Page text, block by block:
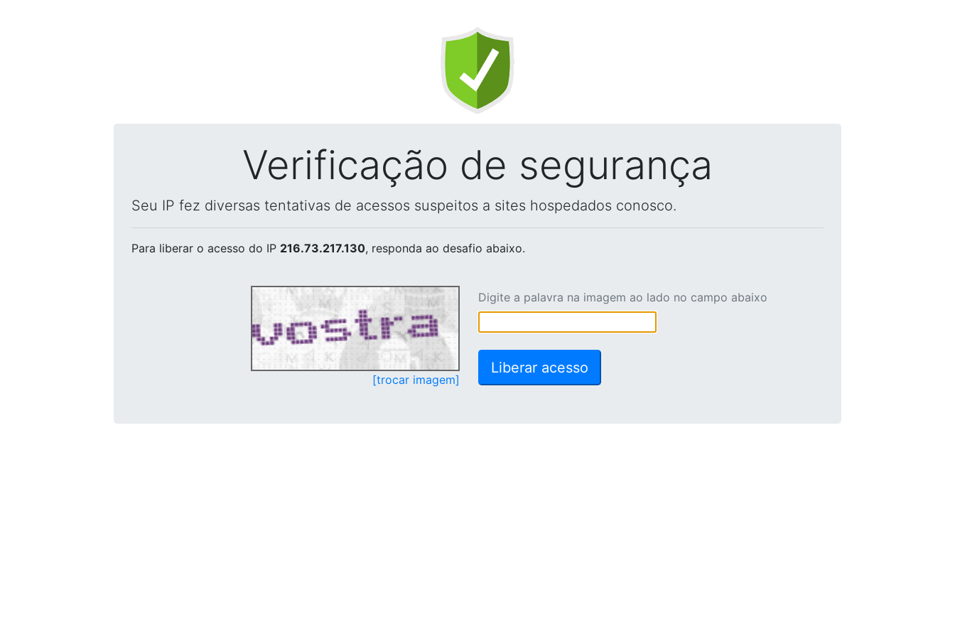
Verificação de segurança
Seu IP fez diversas tentativas de acessos suspeitos a sites hospedados conosco.
Para liberar o acesso do IP 216.73.217.130, responda ao desafio abaixo.
[trocar imagem]
Digite a palavra na imagem ao lado no campo abaixo